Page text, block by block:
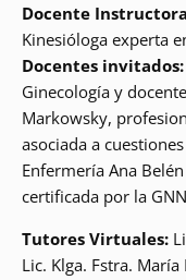
Docente Instructora
Kinesióloga experta
Docentes invitados:
Ginecología y
Markowsky,
asociada a
Enfermería Ana
certificada por la
Tutores Virtuales:
Lic. Klga. Fstra.